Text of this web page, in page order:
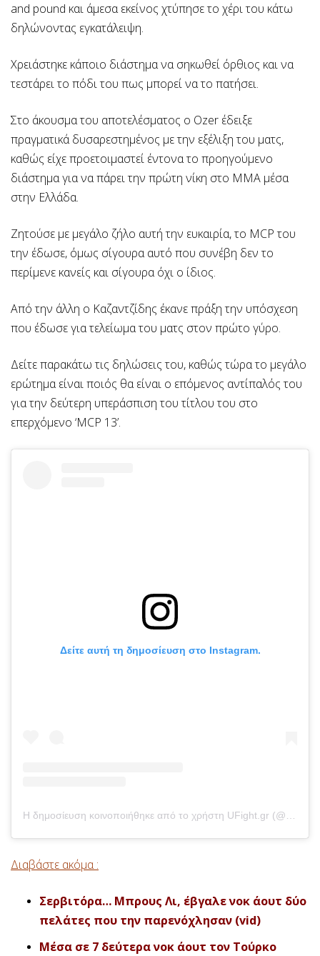
and pound και άμεσα εκείνος χτύπησε το χέρι του κάτω
δηλώνοντας εγκατάλειψη.
Χρειάστηκε κάποιο διάστημα να σηκωθεί όρθιος και να
τεστάρει το πόδι του πως μπορεί να το πατήσει.
Στο άκουσμα του αποτελέσματος ο Ozer έδειξε
πραγματικά δυσαρεστημένος με την εξέλιξη του ματς,
καθώς είχε προετοιμαστεί έντονα το προηγούμενο
διάστημα για να πάρει την πρώτη νίκη στο ΜΜΑ μέσα
στην Ελλάδα.
Ζητούσε με μεγάλο ζήλο αυτή την ευκαιρία, το MCP του
την έδωσε, όμως σίγουρα αυτό που συνέβη δεν το
περίμενε κανείς και σίγουρα όχι ο ίδιος.
Από την άλλη ο Καζαντζίδης έκανε πράξη την υπόσχεση
που έδωσε για τελείωμα του ματς στον πρώτο γύρο.
Δείτε παρακάτω τις δηλώσεις του, καθώς τώρα το μεγάλο
ερώτημα είναι ποιός θα είναι ο επόμενος αντίπαλός του
για την δεύτερη υπεράσπιση του τίτλου του στο
επερχόμενο ‘MCP 13’.
Δείτε αυτή τη δημοσίευση στο Instagram.
Διαβάστε ακόμα :
Σερβιτόρα… Μπρους Λι, έβγαλε νοκ άουτ δύο
πελάτες που την παρενόχλησαν (vid)
Μέσα σε 7 δεύτερα νοκ άουτ τον Τούρκο